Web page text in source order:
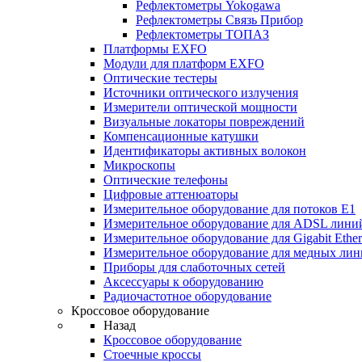
Рефлектометры Yokogawa
Рефлектометры Связь Прибор
Рефлектометры ТОПАЗ
Платформы EXFO
Модули для платформ EXFO
Оптические тестеры
Источники оптического излучения
Измерители оптической мощности
Визуальные локаторы повреждений
Компенсационные катушки
Идентификаторы активных волокон
Микроскопы
Оптические телефоны
Цифровые аттенюаторы
Измерительное оборудование для потоков Е1
Измерительное оборудование для ADSL
Измерительное оборудование для Gigabit
Измерительное оборудование для медных
Приборы для слаботочных сетей
Аксессуары к оборудованию
Радиочастотное оборудование
Кроссовое оборудование
Назад
Кроссовое оборудование
Стоечные кроссы